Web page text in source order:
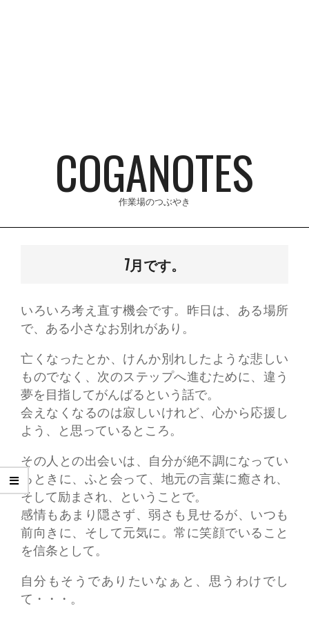
COGANOTES
作業場のつぶやき
7月です。
いろいろ考え直す機会です。昨日は、ある場所
で、ある小さなお別れがあり。
亡くなったとか、けんか別れしたような悲しい
ものでなく、次のステップへ進むために、違う
夢を目指してがんばるという話で。
会えなくなるのは寂しいけれど、心から応援し
よう、と思っているところ。
その人との出会いは、自分が絶不調になってい
るときに、ふと会って、地元の言葉に癒され、
そして励まされ、ということで。
感情もあまり隠さず、弱さも見せるが、いつも
前向きに、そして元気に。常に笑顔でいること
を信条として。
自分もそうでありたいなぁと、思うわけでし
て・・・。